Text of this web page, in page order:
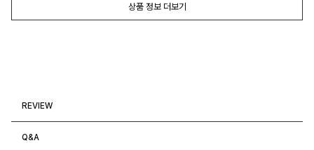
상품 정보 더보기
REVIEW
Q&A